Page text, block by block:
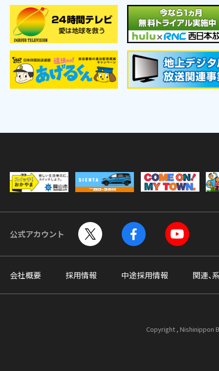
公式アカウント
会社概要 採用情報 中途採用情報 関連、
Copyright , Nishinippon